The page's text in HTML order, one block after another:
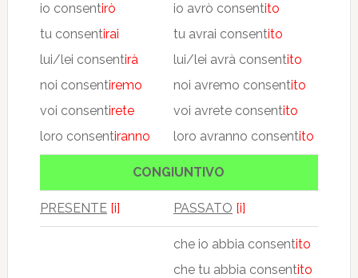
io consentirò
tu consentirai
lui/lei consentirà
noi consentiremo
voi consentirete
loro consentiranno
io avrò consentito
tu avrai consentito
lui/lei avrà consentito
noi avremo consentito
voi avrete consentito
loro avranno consentito
CONGIUNTIVO
PRESENTE [i] PASSATO [i]
che io abbia consentito
che tu abbia consentito